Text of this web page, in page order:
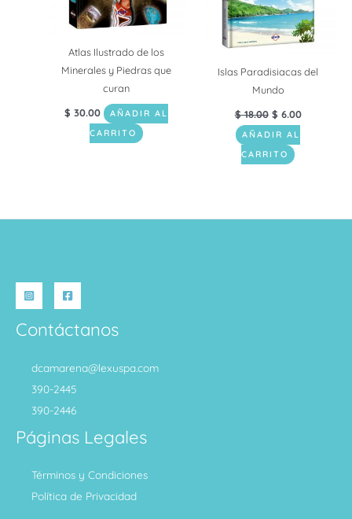
Atlas Ilustrado de los
Minerales y Piedras que
curan
$ 30.00
AÑADIR AL
CARRITO
Islas Paradisiacas del
Mundo
$18.00 $ 6.00
AÑADIR AL
CARRITO
Contáctanos
dcamarena@lexuspa.com
390-2445
390-2446
Páginas Legales
Términos y Condiciones
Política de Privacidad